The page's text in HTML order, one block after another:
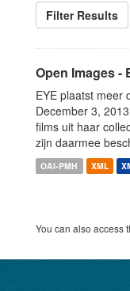
Filter Results
Open Images -
EYE plaatst meer
December 3,
films uit haar
zijn daarmee
OAI-PMH XML
You can also access